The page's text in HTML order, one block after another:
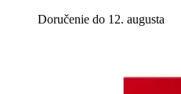
Doručenie do 12. augusta